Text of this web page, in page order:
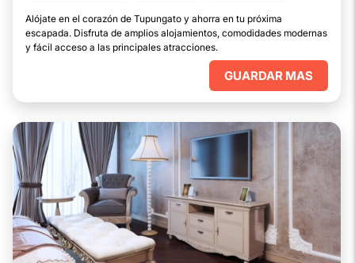
Alójate en el corazón de Tupungato y ahorra en tu próxima
escapada. Disfruta de amplios alojamientos, comodidades modernas
y fácil acceso a las principales atracciones.
GUARDAR MAS